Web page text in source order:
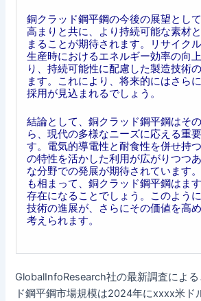
銅クラッド鋼平鋼の今後の展望とし
高まりと共に、より持続可能な素材
まることが期待されます。リサイク
生産時におけるエネルギー効率の向
り、持続可能性に配慮した製造技術
ます。これにより、将来的にはさら
採用が見込まれるでしょう。
結論として、銅クラッド鋼平鋼はそ
ら、現代の多様なニーズに応える重
す。電気的導電性と耐食性を併せ持
の特性を活かした利用が広がりつつ
な分野での発展が期待されています
も相まって、銅クラッド鋼平鋼はま
存在になることでしょう。このよう
技術の進展が、さらにその価値を高
考えられます。
GlobalInfoResearch社の最新調査によ
ド鋼平鋼市場規模は2024年にxxxx米ド